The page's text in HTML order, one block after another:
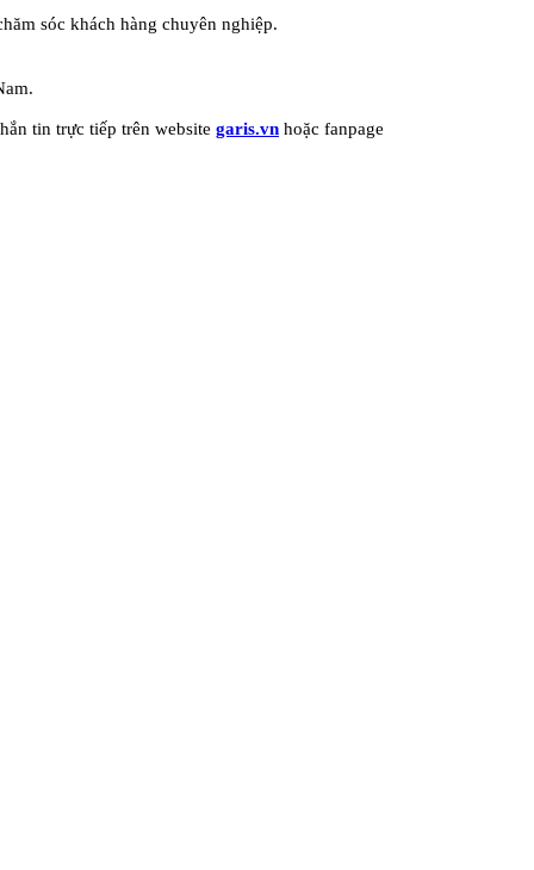
sóc khách hàng chuyên nghiệp.
tin trực tiếp trên website garis.vn hoặc fanpage